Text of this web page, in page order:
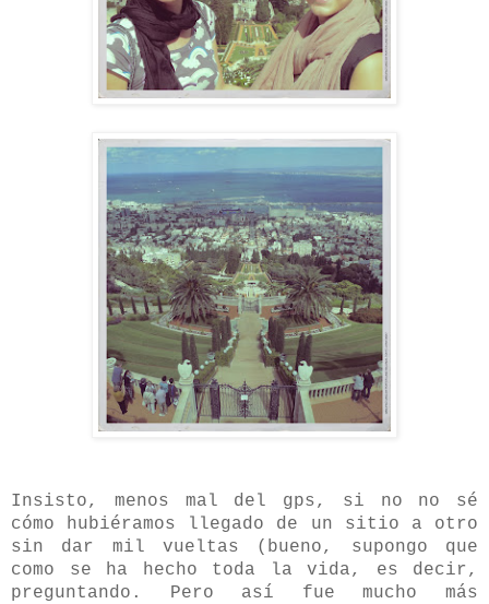
Insisto, menos mal del gps, si no no sé
cómo hubiéramos llegado de un sitio a otro
sin dar mil vueltas (bueno, supongo que
como se ha hecho toda la vida, es decir,
preguntando. Pero así fue mucho más